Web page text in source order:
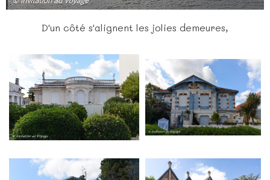
D'un côté s'alignent les jolies demeures,